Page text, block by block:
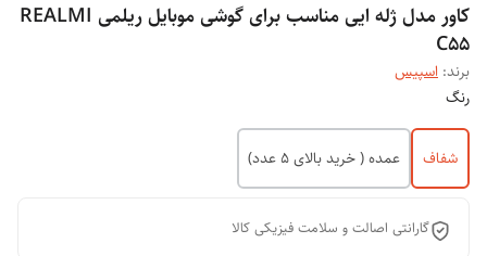
کاور مدل ژله ایی مناسب برای گوشی موبایل ریلمی REALMI
C55
برند: اسپیس
رنگ
شفاف عمده ( خرید بالای 5 عدد)
گارانتی اصالت و سلامت فیزیکی کالا